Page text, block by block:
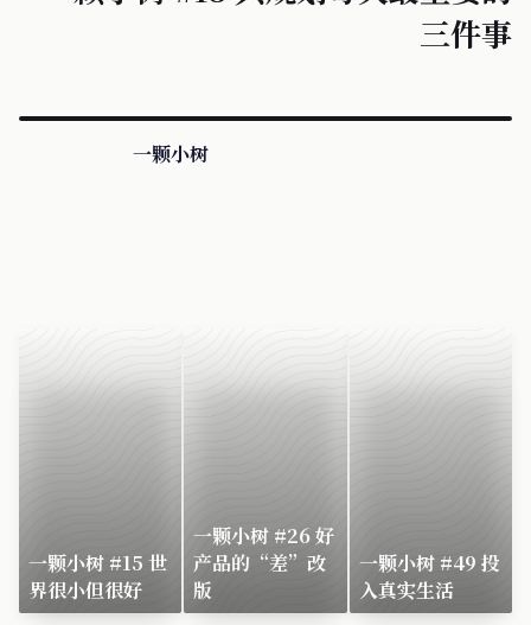
三件事
一颗小树
一颗小树 #15 世
界很小但很好
一颗小树 #26 好
产品的“差”改
版
一颗小树 #49 投
入真实生活